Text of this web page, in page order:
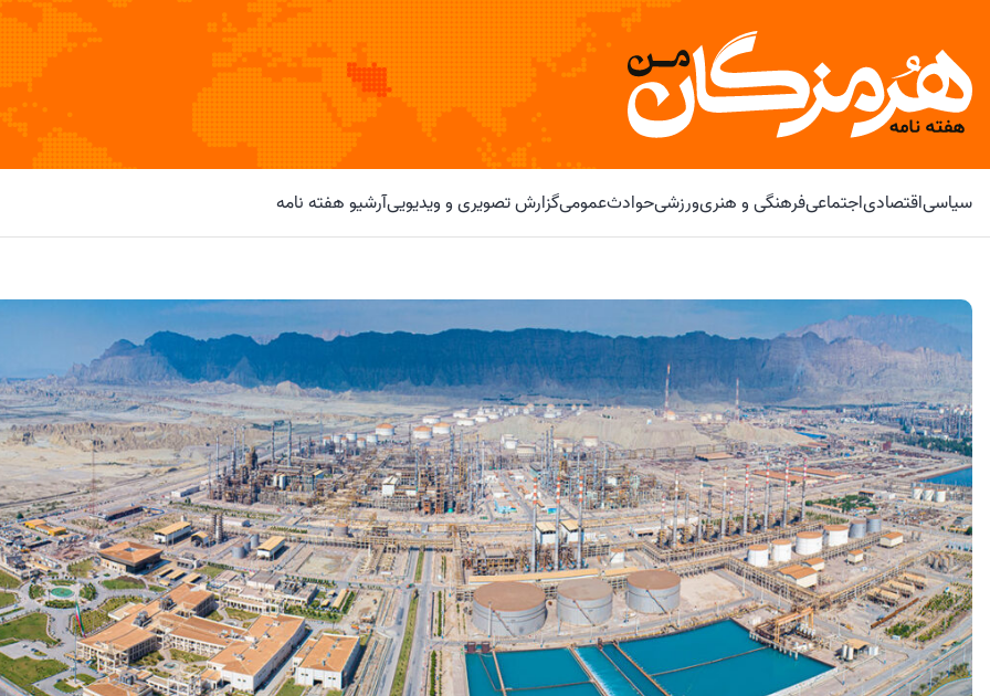
سیاسیاقتصادیاجتماعیفرهنگی و هنریورزشیحوادثعمومیگزارش تصویری و ویدیوییآرشیو هفته نامه